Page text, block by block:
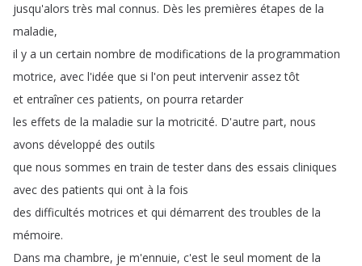
jusqu'alors très mal connus. Dès les premières étapes de la
maladie,
il y a un certain nombre de modifications de la programmation
motrice, avec l'idée que si l'on peut intervenir assez tôt
et entraîner ces patients, on pourra retarder
les effets de la maladie sur la motricité. D'autre part, nous
avons développé des outils
que nous sommes en train de tester dans des essais cliniques
avec des patients qui ont à la fois
des difficultés motrices et qui démarrent des troubles de la
mémoire.
Dans ma chambre, je m'ennuie, c'est le seul moment de la